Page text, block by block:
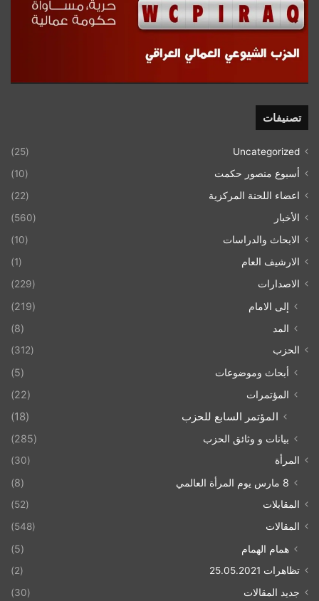
تصنيفات
Uncategorized
(25)
أسبوع منصور حكمت
(10)
اعضاء اللحنة المركزية
(22)
الأخبار
(560)
الابحاث والدراسات
(10)
الارشيف العام
(1)
الاصدارات
(229)
إلى الامام
(219)
المد
(8)
الحزب (312)
أبحاث وموضوعات
(5)
المؤتمرات
(22)
المؤتمر السابع للحزب (18)
بيانات و وثائق الحزب (285)
المرأة (30)
8 مارس يوم المرأة العالمي (8)
المقابلات
(52)
المقالات
(548)
همام الهمام (5)
تظاهرات 25.05.2021
(2)
جديد المقالات
(30)